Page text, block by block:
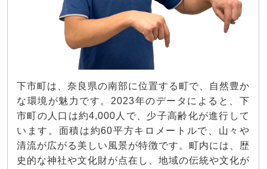
下市町は、奈良県の南部に位置する町で、自然豊か
な環境が魅力です。2023年のデータによると、下
市町の人口は約4,000人で、少子高齢化が進行して
います。面積は約60平方キロメートルで、山々や
清流が広がる美しい風景が特徴です。町内には、歴
史的な神社や文化財が点在し、地域の伝統や文化が